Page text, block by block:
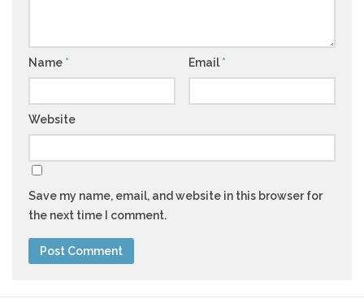
Name * Email *
Website
Save my name, email, and website in this browser for
the next time I comment.